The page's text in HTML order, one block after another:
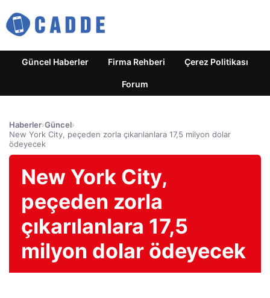
Güncel Haberler Firma Rehberi Çerez Politikası
Forum
Haberler›Güncel›
New York City, peçeden zorla çıkarılanlara 17,5 milyon dolar
ödeyecek
New York City,
peçeden zorla
çıkarılanlara 17,5
milyon dolar ödeyecek